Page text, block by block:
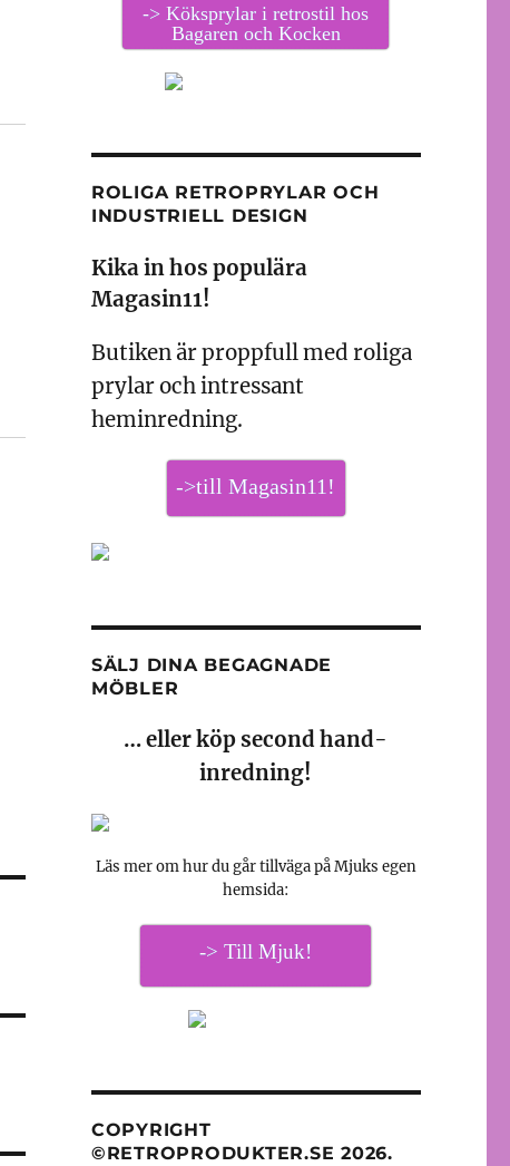
-> Köksprylar i retrostil hos
Bagaren och Kocken
ROLIGA RETROPRYLAR OCH
INDUSTRIELL DESIGN
Kika in hos populära
Magasin11!
Butiken är proppfull med roliga
prylar och intressant
heminredning.
->till Magasin11!
SÄLJ DINA BEGAGNADE
MÖBLER
… eller köp second hand-
inredning!
Läs mer om hur du går tillväga på Mjuks egen
hemsida:
-> Till Mjuk!
COPYRIGHT
©RETROPRODUKTER.SE 2026.